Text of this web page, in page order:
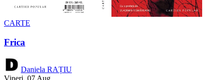
CARTE
Frica
Daniela RAȚIU
Vineri, 07 Aug